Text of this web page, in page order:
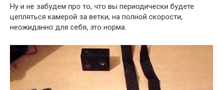
Ну и не забудем про то, что вы периодически будете
цепляться камерой за ветки, на полной скорости,
неожиданно для себя, это норма.